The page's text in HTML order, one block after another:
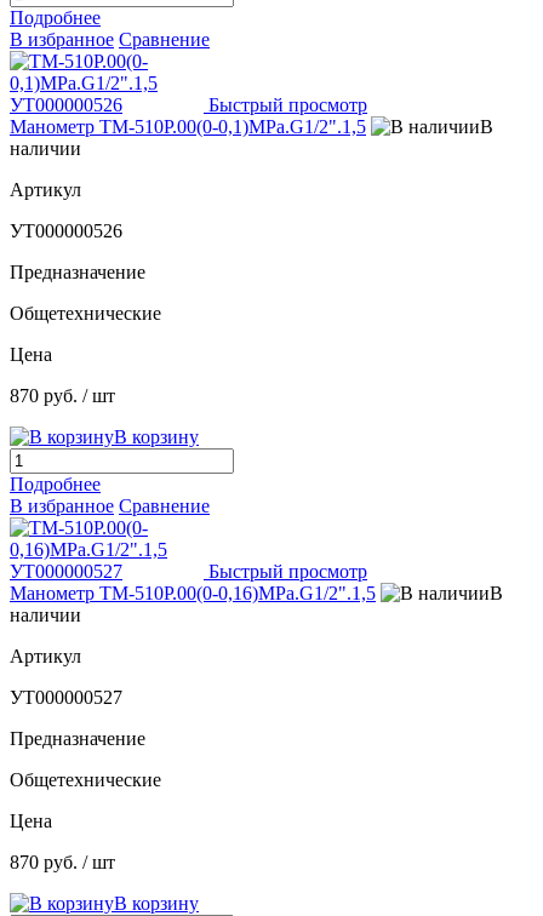
Подробнее
В избранное Сравнение
Быстрый просмотр
Манометр ТМ-510Р.00(0-0,1)МРа.G1/2".1,5
В
наличии
Артикул
УТ000000526
Предназначение
Общетехнические
Цена
870 руб. / шт
В корзину
Подробнее
В избранное Сравнение
Быстрый просмотр
Манометр ТМ-510Р.00(0-0,16)МРа.G1/2".1,5
В
наличии
Артикул
УТ000000527
Предназначение
Общетехнические
Цена
870 руб. / шт
В корзину